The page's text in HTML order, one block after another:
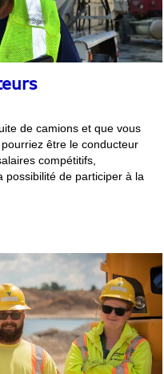
de camions et que vous
être le conducteur
compétitifs,
possibilité de participer à la